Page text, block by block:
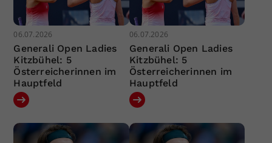
06.07.2026
Generali Open Ladies
Kitzbühel: 5
Österreicherinnen im
Hauptfeld
06.07.2026
Generali Open Ladies
Kitzbühel: 5
Österreicherinnen im
Hauptfeld